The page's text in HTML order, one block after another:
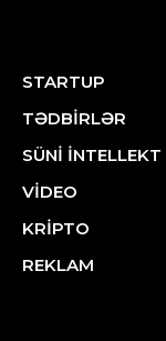
STARTUP
TƏDBİRLƏR
SÜNİ İNTELLEKT
VİDEO
KRİPTO
REKLAM